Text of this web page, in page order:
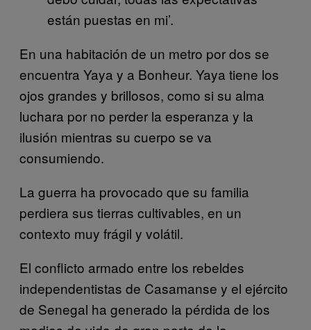
están puestas en mi’.
En una habitación de un metro por dos se
encuentra Yaya y a Bonheur. Yaya tiene los
ojos grandes y brillosos, como si su alma
luchara por no perder la esperanza y la
ilusión mientras su cuerpo se va
consumiendo.
La guerra ha provocado que su familia
perdiera sus tierras cultivables, en un
contexto muy frágil y volátil.
El conflicto armado entre los rebeldes
independentistas de Casamanse y el ejército
de Senegal ha generado la pérdida de los